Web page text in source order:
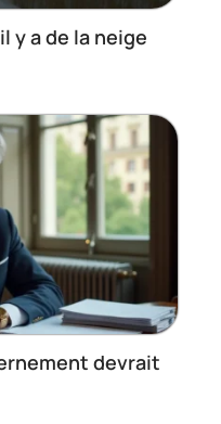
y a de la neige
devrait